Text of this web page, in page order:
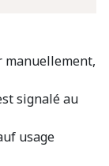
signalé au
usage